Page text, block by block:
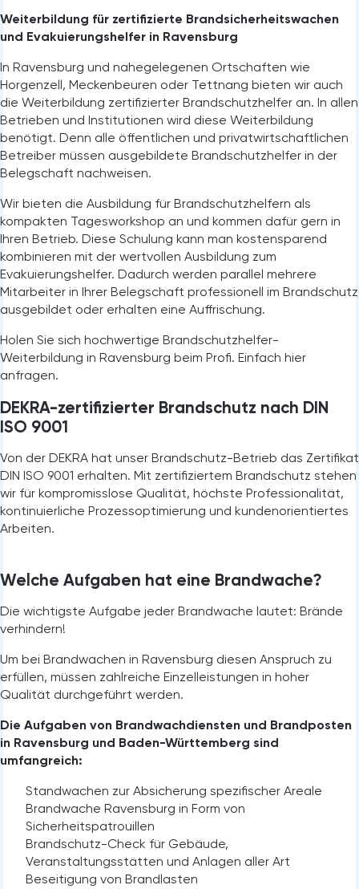
Weiterbildung für zertifizierte Brandsicherheitswachen
und Evakuierungshelfer in Ravensburg
In Ravensburg und nahegelegenen Ortschaften wie
Horgenzell, Meckenbeuren oder Tettnang bieten wir auch
die Weiterbildung zertifizierter Brandschutzhelfer an. In allen
Betrieben und Institutionen wird diese Weiterbildung
benötigt. Denn alle öffentlichen und privatwirtschaftlichen
Betreiber müssen ausgebildete Brandschutzhelfer in der
Belegschaft nachweisen.
Wir bieten die Ausbildung für Brandschutzhelfern als
kompakten Tagesworkshop an und kommen dafür gern in
Ihren Betrieb. Diese Schulung kann man kostensparend
kombinieren mit der wertvollen Ausbildung zum
Evakuierungshelfer. Dadurch werden parallel mehrere
Mitarbeiter in Ihrer Belegschaft professionell im Brandschutz
ausgebildet oder erhalten eine Auffrischung.
Holen Sie sich hochwertige Brandschutzhelfer-
Weiterbildung in Ravensburg beim Profi. Einfach hier
anfragen.
DEKRA-zertifizierter Brandschutz nach DIN
ISO 9001
Von der DEKRA hat unser Brandschutz-Betrieb das Zertifikat
DIN ISO 9001 erhalten. Mit zertifiziertem Brandschutz stehen
wir für kompromisslose Qualität, höchste Professionalität,
kontinuierliche Prozessoptimierung und kundenorientiertes
Arbeiten.
Welche Aufgaben hat eine Brandwache?
Die wichtigste Aufgabe jeder Brandwache lautet: Brände
verhindern!
Um bei Brandwachen in Ravensburg diesen Anspruch zu
erfüllen, müssen zahlreiche Einzelleistungen in hoher
Qualität durchgeführt werden.
Die Aufgaben von Brandwachdiensten und Brandposten
in Ravensburg und Baden-Württemberg sind
umfangreich:
Standwachen zur Absicherung spezifischer Areale
Brandwache Ravensburg in Form von
Sicherheitspatrouillen
Brandschutz-Check für Gebäude,
Veranstaltungsstätten und Anlagen aller Art
Beseitigung von Brandlasten